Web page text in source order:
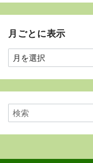
月ごとに表示
月
ご
と
表
示